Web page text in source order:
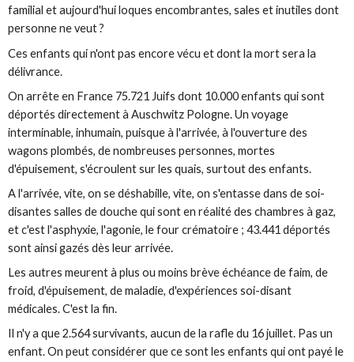
familial et aujourd'hui loques encombrantes, sales et inutiles dont
personne ne veut ?
Ces enfants qui n'ont pas encore vécu et dont la mort sera la
délivrance.
On arrête en France 75.721 Juifs dont 10.000 enfants qui sont
déportés directement à Auschwitz Pologne. Un voyage
interminable, inhumain, puisque à l'arrivée, à l'ouverture des
wagons plombés, de nombreuses personnes, mortes
d'épuisement, s'écroulent sur les quais, surtout des enfants.
A l'arrivée, vite, on se déshabille, vite, on s'entasse dans de soi-
disantes salles de douche qui sont en réalité des chambres à gaz,
et c'est l'asphyxie, l'agonie, le four crématoire ; 43.441 déportés
sont ainsi gazés dès leur arrivée.
Les autres meurent à plus ou moins brève échéance de faim, de
froid, d'épuisement, de maladie, d'expériences soi-disant
médicales. C'est la fin.
Il n'y a que 2.564 survivants, aucun de la rafle du 16 juillet. Pas un
enfant. On peut considérer que ce sont les enfants qui ont payé le